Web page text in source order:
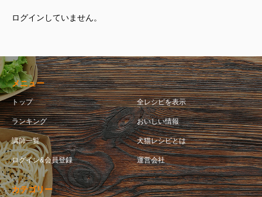
ログインしていません。
メニュー
トップ 全レシピを表示
ランキング おいしい情報
講師一覧 犬猫レシピとは
ログイン&会員登録 運営会社
カテゴリー